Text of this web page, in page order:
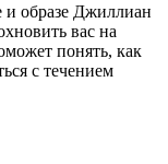
и образе Джиллиан
вас на
понять, как
с течением